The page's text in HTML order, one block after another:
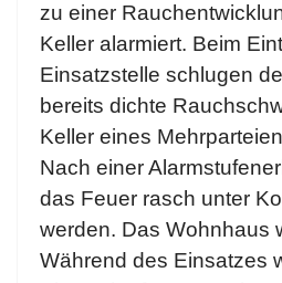
zu einer
Keller alarmiert. Beim
Einsatzstelle schlugen
bereits dichte
Keller eines
Nach einer
das Feuer rasch unter
werden. Das Wohnhaus
Während des Einsatzes